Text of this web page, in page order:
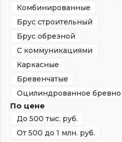
Комбинированные
Брус строительный
Брус обрезной
С коммуникациями
Каркасные
Бревенчатые
Оцилиндрованное бревно
По цене
До 500 тыс. руб.
От 500 до 1 млн. руб.